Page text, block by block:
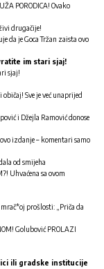
PORODICA! Ovako
drugačije!
da je Goca Tržan zaista ovo
im stari sjaj!
sjaj!
Sve je već unaprijed
i Džejla Ramović donose
izdanje – komentari samo
od smijeha
Uhvaćena sa ovom
prošlosti: „Priča da
Golubović PROLAZI
ili gradske institucije